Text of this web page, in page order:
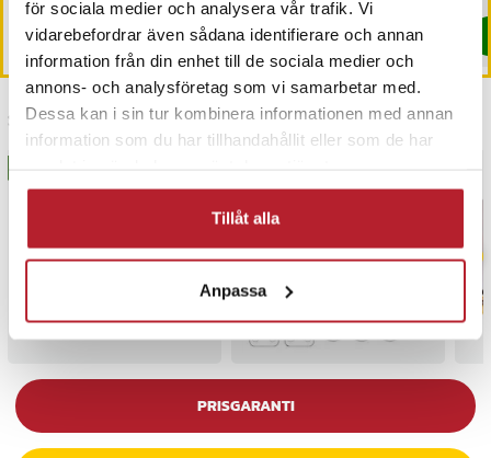
för sociala medier och analysera vår trafik. Vi
vidarebefordrar även sådana identifierare och annan
information från din enhet till de sociala medier och
annons- och analysföretag som vi samarbetar med.
Dessa kan i sin tur kombinera informationen med annan
information som du har tillhandahållit eller som de har
Tillåt alla
Anpassa
Köp
Köp
Senast besökta
PRISGARANTI